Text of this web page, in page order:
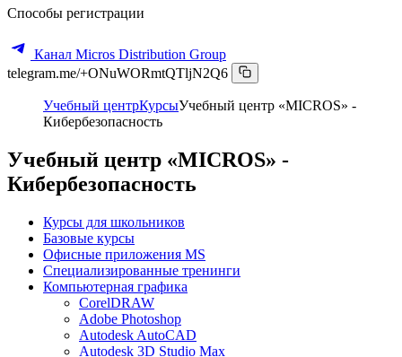
Способы регистрации
Канал Micros Distribution Group
telegram.me/+ONuWORmtQTljN2Q6
Учебный центрКурсыУчебный центр «MICROS» -
Кибербезопасность
Учебный центр «MICROS» -
Кибербезопасность
Курсы для школьников
Базовые курсы
Офисные приложения MS
Специализированные тренинги
Компьютерная графика
CorelDRAW
Adobe Photoshop
Autodesk AutoCAD
Autodesk 3D Studio Max